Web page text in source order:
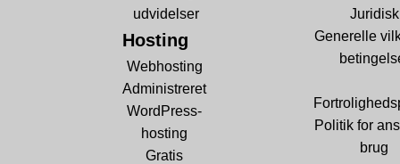
udvidelser
Hosting
Webhosting
Administreret
WordPress-
hosting
Gratis
Juridisk
Generelle
Politik for
brug